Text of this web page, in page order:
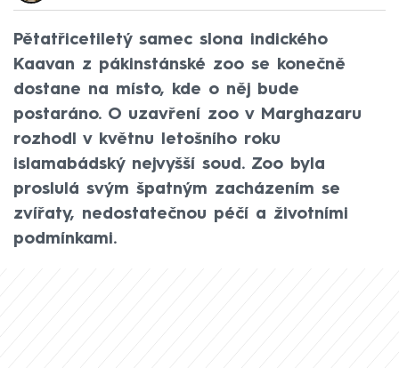
Pětatřicetiletý samec slona indického
Kaavan z pákinstánské zoo se konečně
dostane na místo, kde o něj bude
postaráno. O uzavření zoo v Marghazaru
rozhodl v květnu letošního roku
islamabádský nejvyšší soud. Zoo byla
proslulá svým špatným zacházením se
zvířaty, nedostatečnou péčí a životními
podmínkami.